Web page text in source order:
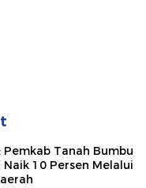
Pemkab Tanah Bumbu
Naik 10 Persen Melalui